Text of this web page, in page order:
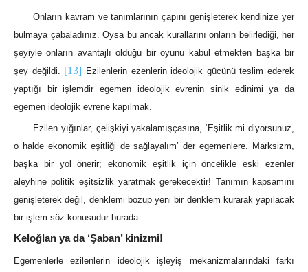
Onların kavram ve tanımlarının çapını genişleterek kendinize yer
bulmaya çabaladınız. Oysa bu ancak kurallarını onların belirlediği, her
şeyiyle onların avantajlı olduğu bir oyunu kabul etmekten başka bir
şey değildi. [13] Ezilenlerin ezenlerin ideolojik gücünü teslim ederek
yaptığı bir işlemdir egemen ideolojik evrenin sinik edinimi ya da
egemen ideolojik evrene kapılmak.
Ezilen yığınlar, çelişkiyi yakalamışçasına, ‘Eşitlik mi diyorsunuz,
o halde ekonomik eşitliği de sağlayalım’ der egemenlere. Marksizm,
başka bir yol önerir; ekonomik eşitlik için öncelikle eski ezenler
aleyhine politik eşitsizlik yaratmak gerekecektir! Tanımın kapsamını
genişleterek değil, denklemi bozup yeni bir denklem kurarak yapılacak
bir işlem söz konusudur burada.
Keloğlan ya da ‘Şaban’ kinizmi!
Egemenlerle ezilenlerin ideolojik işleyiş mekanizmalarındaki farkı